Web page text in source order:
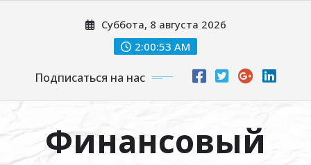
Суббота, 8 августа 2026
2:00:54 AM
Подписаться на нас
Финансовый